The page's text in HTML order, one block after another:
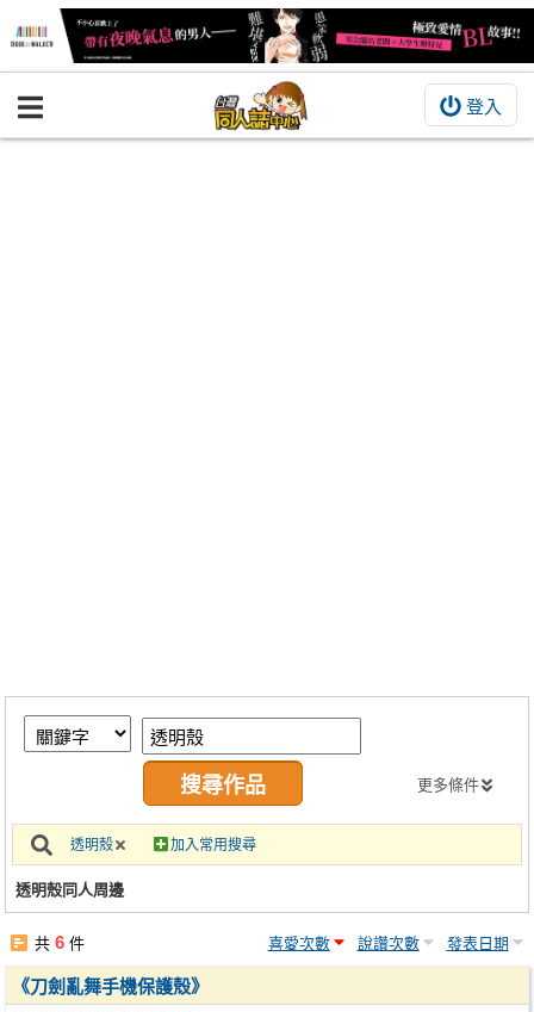
登入
BOOKY書集倉庫
繪圖藝廊
交流中心
攤位轉讓區
會員功能選單
註冊會員
更多條件
透明殼 加入常用搜尋
透明殼同人周邊
共6 件 喜愛次數 說讚次數 發表日期
《刀劍亂舞手機保護殼》